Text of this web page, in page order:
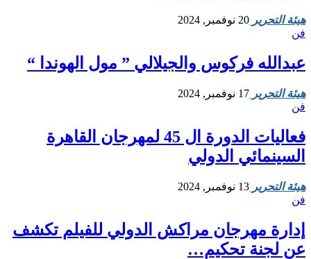
هيئة التحرير 20 نوفمبر, 2024
فن
عبدالله فركوس والجيلالي ” مول الهوندا “
هيئة التحرير 17 نوفمبر, 2024
فن
فعاليات الدورة ال 45 لمهرجان القاهرة
السينمائي الدولي
هيئة التحرير 13 نوفمبر, 2024
فن
إدارة مهرجان مراكش الدولي للفيلم تكشف
عن لجنة تحكيم…